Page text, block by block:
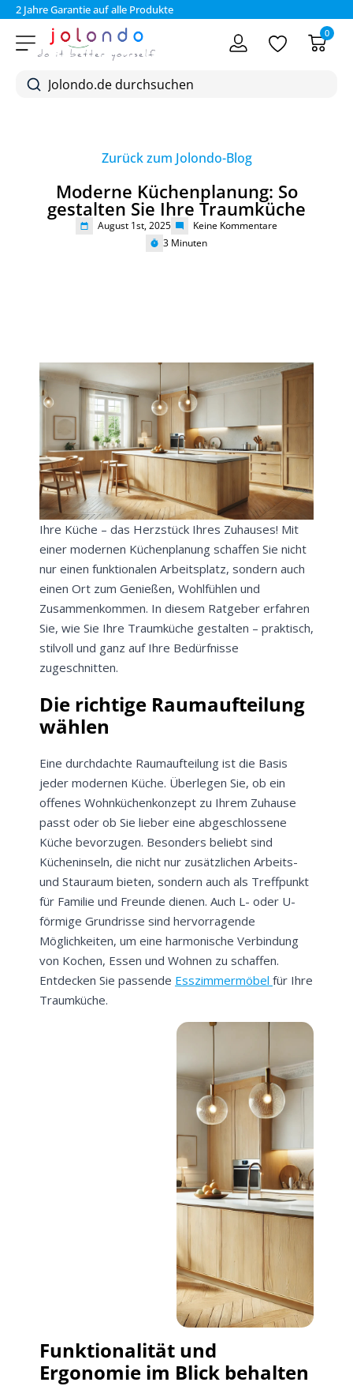
2 Jahre Garantie auf alle Produkte
0
Zurück zum Jolondo-Blog
Moderne Küchenplanung: So
gestalten Sie Ihre Traumküche
August 1st, 2025
Keine Kommentare
3 Minuten
Ihre Küche – das Herzstück Ihres Zuhauses! Mit
einer modernen Küchenplanung schaffen Sie nicht
nur einen funktionalen Arbeitsplatz, sondern auch
einen Ort zum Genießen, Wohlfühlen und
Zusammenkommen. In diesem Ratgeber erfahren
Sie, wie Sie Ihre Traumküche gestalten – praktisch,
stilvoll und ganz auf Ihre Bedürfnisse
zugeschnitten.
Die richtige Raumaufteilung
wählen
Eine durchdachte Raumaufteilung ist die Basis
jeder modernen Küche. Überlegen Sie, ob ein
offenes Wohnküchenkonzept zu Ihrem Zuhause
passt oder ob Sie lieber eine abgeschlossene
Küche bevorzugen. Besonders beliebt sind
Kücheninseln, die nicht nur zusätzlichen Arbeits-
und Stauraum bieten, sondern auch als Treffpunkt
für Familie und Freunde dienen. Auch L- oder U-
förmige Grundrisse sind hervorragende
Möglichkeiten, um eine harmonische Verbindung
von Kochen, Essen und Wohnen zu schaffen.
Entdecken Sie passende Esszimmermöbel für Ihre
Traumküche.
Funktionalität und
Ergonomie im Blick behalten